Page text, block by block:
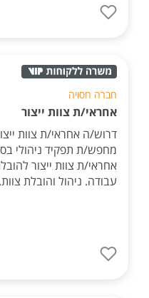
חברה חסויה
אחראי/ת צוות ייצור
דרוש/ה אחראי/ת צוות
מחפש/ת תפקיד ניהולי
אחראי/ת צוות ייצור
עבודה. ניהול והובלת